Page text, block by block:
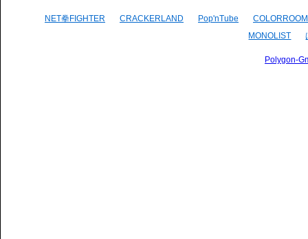
NET拳FIGHTER CRACKERLAND Pop'nTube
COLORROOM
MONOLIST
Polygon-